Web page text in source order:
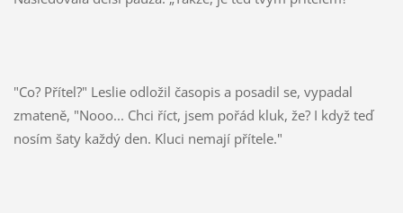
"Co? Přítel?" Leslie odložil časopis a posadil se, vypadal
zmateně, "Nooo... Chci říct, jsem pořád kluk, že? I když teď
nosím šaty každý den. Kluci nemají přítele."